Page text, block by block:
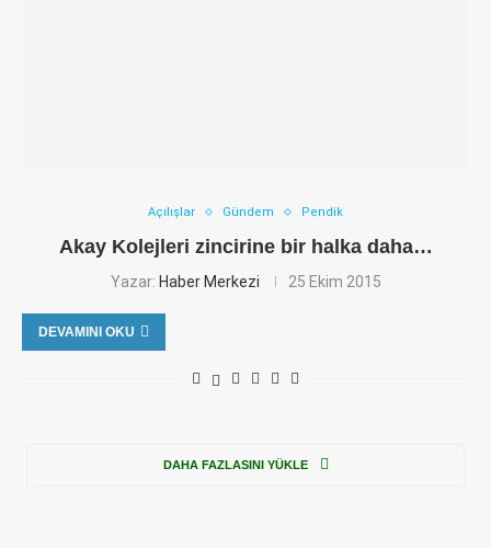
Açılışlar Gündem Pendik
Akay Kolejleri zincirine bir halka daha…
Yazar: Haber Merkezi 25 Ekim 2015
DEVAMINI OKU
DAHA FAZLASINI YÜKLE